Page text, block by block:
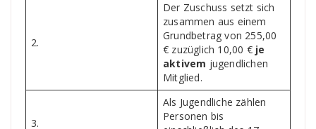
2.
Der Zuschuss setzt sich
zusammen aus einem
Grundbetrag von 255,00
€ zuzüglich 10,00 € je
aktivem jugendlichen
Mitglied.
3.
Als Jugendliche zählen
Personen bis